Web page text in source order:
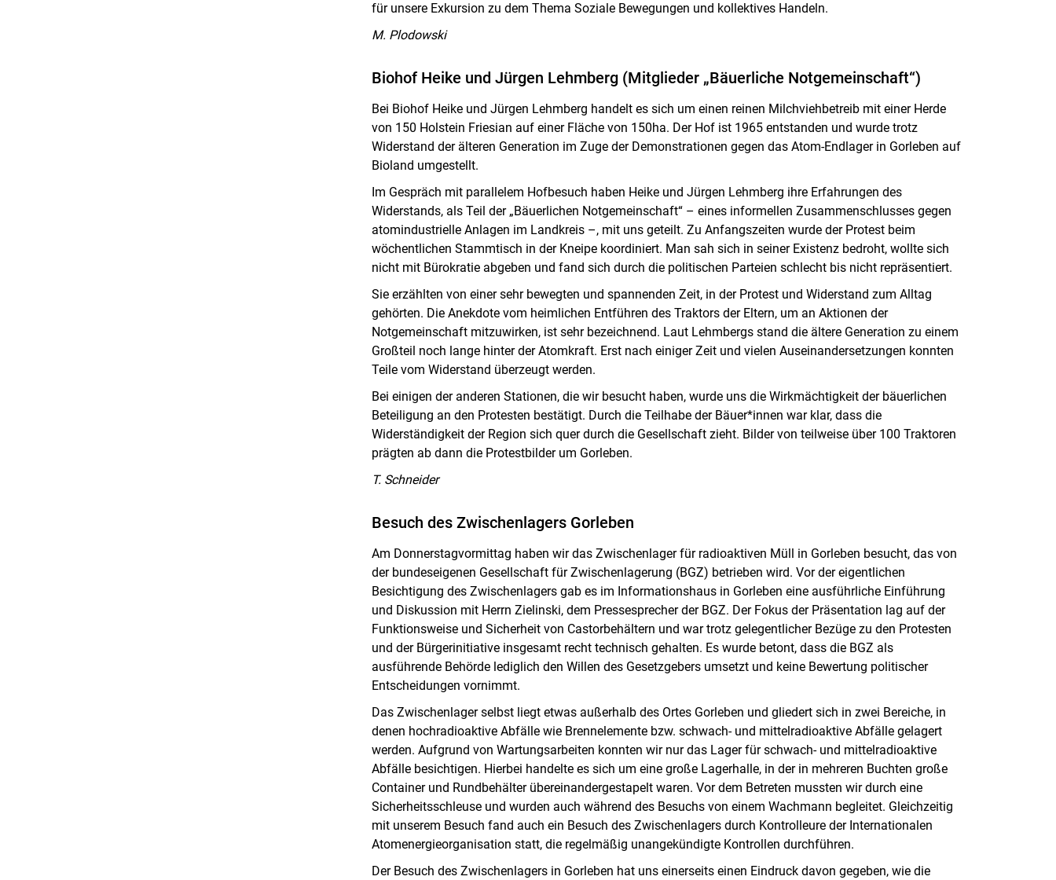
für unsere Exkursion zu dem Thema Soziale Bewegungen und kollektives Handeln.
M. Plodowski
Biohof Heike und Jürgen Lehmberg (Mitglieder „Bäuerliche Notgemeinschaft“)
Bei Biohof Heike und Jürgen Lehmberg handelt es sich um einen reinen Milchviehbetreib mit einer Herde
von 150 Holstein Friesian auf einer Fläche von 150ha. Der Hof ist 1965 entstanden und wurde trotz
Widerstand der älteren Generation im Zuge der Demonstrationen gegen das Atom-Endlager in Gorleben auf
Bioland umgestellt.
Im Gespräch mit parallelem Hofbesuch haben Heike und Jürgen Lehmberg ihre Erfahrungen des
Widerstands, als Teil der „Bäuerlichen Notgemeinschaft“ – eines informellen Zusammenschlusses gegen
atomindustrielle Anlagen im Landkreis –, mit uns geteilt. Zu Anfangszeiten wurde der Protest beim
wöchentlichen Stammtisch in der Kneipe koordiniert. Man sah sich in seiner Existenz bedroht, wollte sich
nicht mit Bürokratie abgeben und fand sich durch die politischen Parteien schlecht bis nicht repräsentiert.
Sie erzählten von einer sehr bewegten und spannenden Zeit, in der Protest und Widerstand zum Alltag
gehörten. Die Anekdote vom heimlichen Entführen des Traktors der Eltern, um an Aktionen der
Notgemeinschaft mitzuwirken, ist sehr bezeichnend. Laut Lehmbergs stand die ältere Generation zu einem
Großteil noch lange hinter der Atomkraft. Erst nach einiger Zeit und vielen Auseinandersetzungen konnten
Teile vom Widerstand überzeugt werden.
Bei einigen der anderen Stationen, die wir besucht haben, wurde uns die Wirkmächtigkeit der bäuerlichen
Beteiligung an den Protesten bestätigt. Durch die Teilhabe der Bäuer*innen war klar, dass die
Widerständigkeit der Region sich quer durch die Gesellschaft zieht. Bilder von teilweise über 100 Traktoren
prägten ab dann die Protestbilder um Gorleben.
T. Schneider
Besuch des Zwischenlagers Gorleben
Am Donnerstagvormittag haben wir das Zwischenlager für radioaktiven Müll in Gorleben besucht, das von
der bundeseigenen Gesellschaft für Zwischenlagerung (BGZ) betrieben wird. Vor der eigentlichen
Besichtigung des Zwischenlagers gab es im Informationshaus in Gorleben eine ausführliche Einführung
und Diskussion mit Herrn Zielinski, dem Pressesprecher der BGZ. Der Fokus der Präsentation lag auf der
Funktionsweise und Sicherheit von Castorbehältern und war trotz gelegentlicher Bezüge zu den Protesten
und der Bürgerinitiative insgesamt recht technisch gehalten. Es wurde betont, dass die BGZ als
ausführende Behörde lediglich den Willen des Gesetzgebers umsetzt und keine Bewertung politischer
Entscheidungen vornimmt.
Das Zwischenlager selbst liegt etwas außerhalb des Ortes Gorleben und gliedert sich in zwei Bereiche, in
denen hochradioaktive Abfälle wie Brennelemente bzw. schwach- und mittelradioaktive Abfälle gelagert
werden. Aufgrund von Wartungsarbeiten konnten wir nur das Lager für schwach- und mittelradioaktive
Abfälle besichtigen. Hierbei handelte es sich um eine große Lagerhalle, in der in mehreren Buchten große
Container und Rundbehälter übereinandergestapelt waren. Vor dem Betreten mussten wir durch eine
Sicherheitsschleuse und wurden auch während des Besuchs von einem Wachmann begleitet. Gleichzeitig
mit unserem Besuch fand auch ein Besuch des Zwischenlagers durch Kontrolleure der Internationalen
Atomenergieorganisation statt, die regelmäßig unangekündigte Kontrollen durchführen.
Der Besuch des Zwischenlagers in Gorleben hat uns einerseits einen Eindruck davon gegeben, wie die